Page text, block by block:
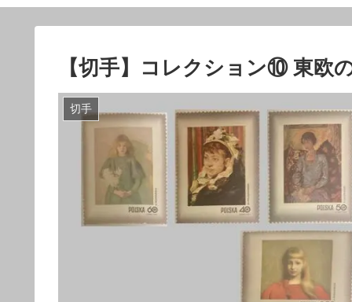
【切手】コレクション⑩ 東欧
切手